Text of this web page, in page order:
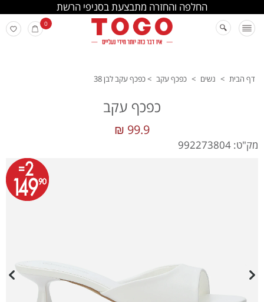
החלפה והחזרה מתבצעת בסניפי הרשת
0
דף הבית > נשים > כפכף עקב >כפכף עקב לבן 38
כפכף עקב
99.9 ₪
מק"ט: 992273804